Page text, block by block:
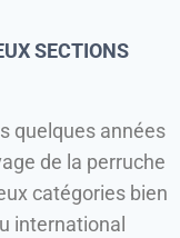
SECTIONS
quelques années
de la perruche
catégories bien
international